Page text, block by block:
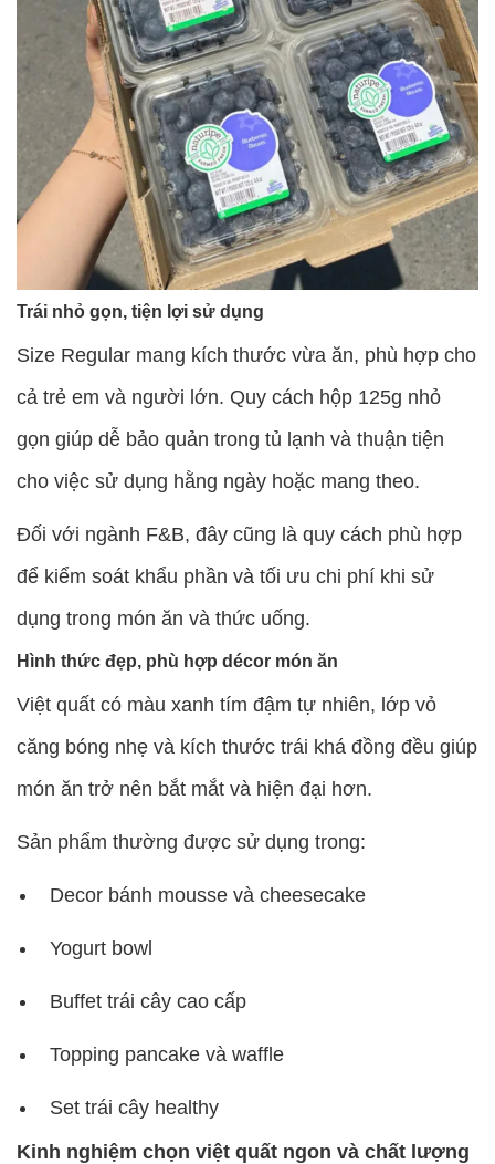
Trái nhỏ gọn, tiện lợi sử dụng
Size Regular mang kích thước vừa ăn, phù hợp cho
cả trẻ em và người lớn. Quy cách hộp 125g nhỏ
gọn giúp dễ bảo quản trong tủ lạnh và thuận tiện
cho việc sử dụng hằng ngày hoặc mang theo.
Đối với ngành F&B, đây cũng là quy cách phù hợp
để kiểm soát khẩu phần và tối ưu chi phí khi sử
dụng trong món ăn và thức uống.
Hình thức đẹp, phù hợp décor món ăn
Việt quất có màu xanh tím đậm tự nhiên, lớp vỏ
căng bóng nhẹ và kích thước trái khá đồng đều giúp
món ăn trở nên bắt mắt và hiện đại hơn.
Sản phẩm thường được sử dụng trong:
Decor bánh mousse và cheesecake
Yogurt bowl
Buffet trái cây cao cấp
Topping pancake và waffle
Set trái cây healthy
Kinh nghiệm chọn việt quất ngon và chất lượng